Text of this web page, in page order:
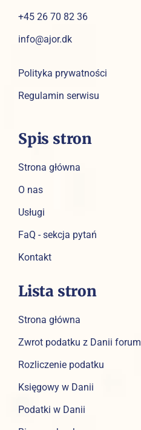
+45 26 70 82 36
info@ajor.dk
Polityka prywatności
Regulamin serwisu
Spis stron
Strona główna
O nas
Usługi
FaQ - sekcja pytań
Kontakt
Lista stron
Strona główna
Zwrot podatku z Danii forum
Rozliczenie podatku
Księgowy w Danii
Podatki w Danii